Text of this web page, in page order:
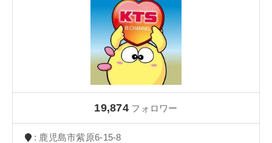
19,874 フォロワー
: 鹿児島市紫原6-15-8